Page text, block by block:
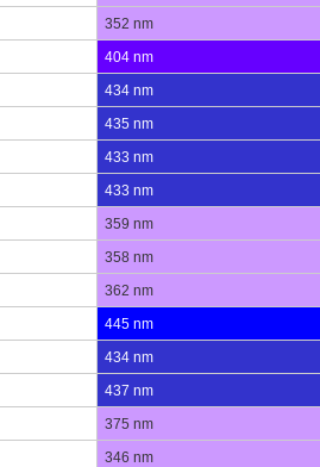
352 nm
404 nm
434 nm
435 nm
433 nm
433 nm
359 nm
358 nm
362 nm
445 nm
434 nm
437 nm
375 nm
346 nm